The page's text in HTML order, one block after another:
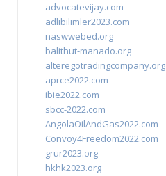
advocatevijay.com
adlibilimler2023.com
naswwebed.org
balithut-manado.org
alteregotradingcompany.org
aprce2022.com
ibie2022.com
sbcc-2022.com
AngolaOilAndGas2022.com
Convoy4Freedom2022.com
grur2023.org
hkhk2023.org